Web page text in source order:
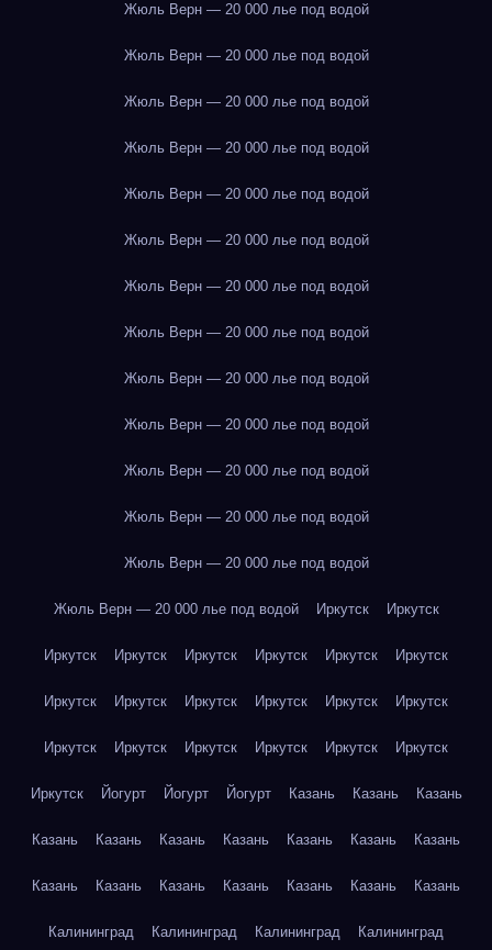
Жюль Верн — 20 000 лье под водой
Жюль Верн — 20 000 лье под водой
Жюль Верн — 20 000 лье под водой
Жюль Верн — 20 000 лье под водой
Жюль Верн — 20 000 лье под водой
Жюль Верн — 20 000 лье под водой
Жюль Верн — 20 000 лье под водой
Жюль Верн — 20 000 лье под водой
Жюль Верн — 20 000 лье под водой
Жюль Верн — 20 000 лье под водой
Жюль Верн — 20 000 лье под водой
Жюль Верн — 20 000 лье под водой
Жюль Верн — 20 000 лье под водой
Жюль Верн — 20 000 лье под водой Иркутск Иркутск
Иркутск Иркутск Иркутск Иркутск Иркутск Иркутск
Иркутск Иркутск Иркутск Иркутск Иркутск Иркутск
Иркутск Иркутск Иркутск Иркутск Иркутск Иркутск
Иркутск Йогурт Йогурт Йогурт Казань Казань Казань
Казань Казань Казань Казань Казань Казань Казань
Казань Казань Казань Казань Казань Казань Казань
Калининград Калининград Калининград Калининград